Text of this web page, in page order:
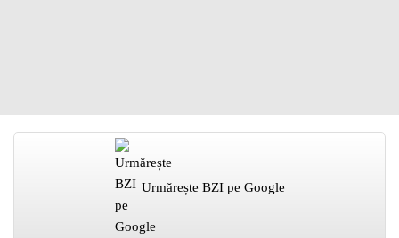
Urmărește BZI pe Google